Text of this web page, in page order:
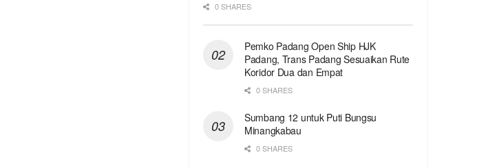
0 SHARES
Pemko Padang Open Ship HJK
Padang, Trans Padang Sesuaikan Rute
Koridor Dua dan Empat
0 SHARES
Sumbang 12 untuk Puti Bungsu
Minangkabau
0 SHARES